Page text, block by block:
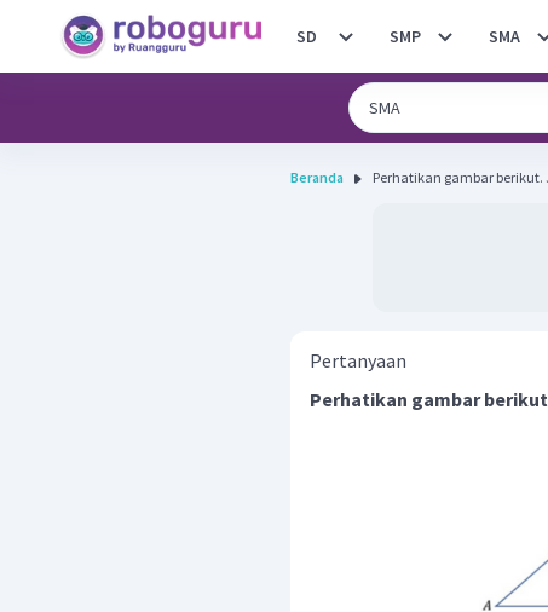
SD SMP SMA
Beranda
Pertanyaan
Perhatikan gambar